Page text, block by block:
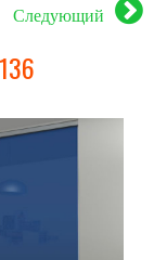
Следующий